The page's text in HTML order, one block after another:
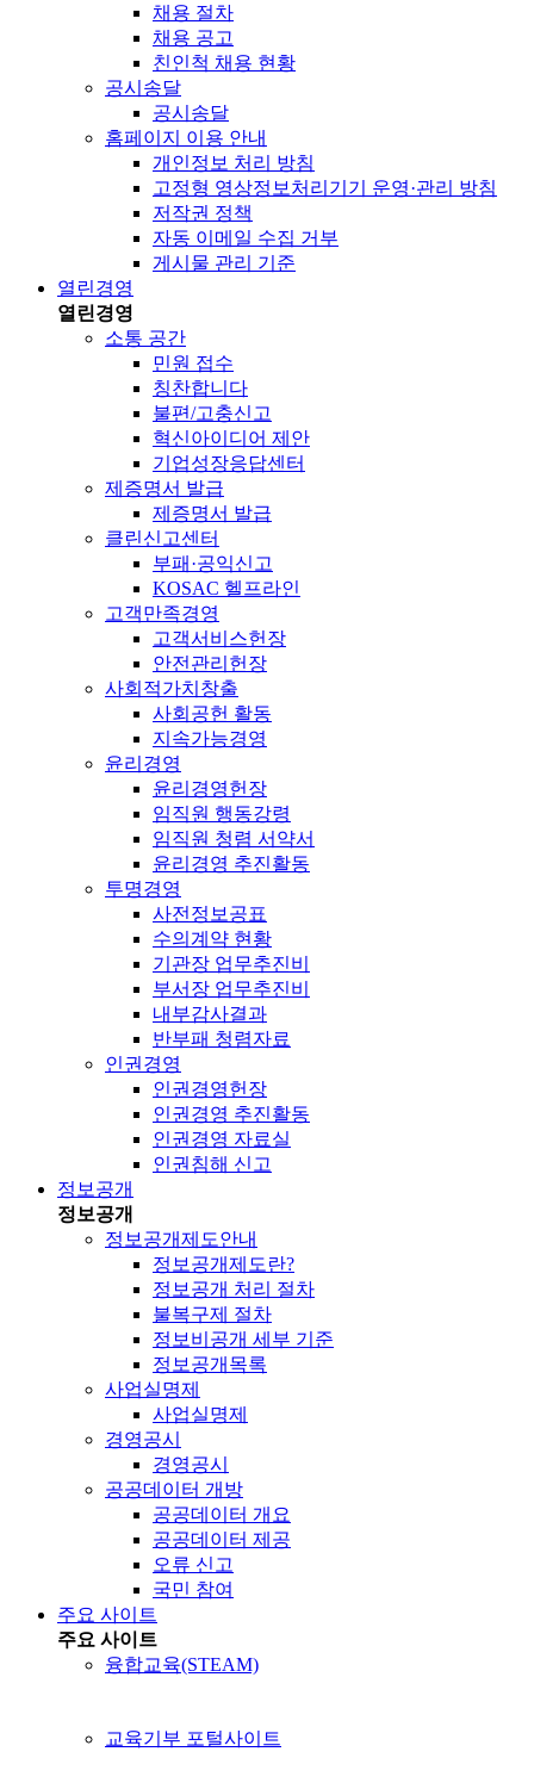
채용 절차
채용 공고
친인척 채용 현황
공시송달
공시송달
홈페이지 이용 안내
개인정보 처리 방침
고정형 영상정보처리기기 운영·관리 방침
저작권 정책
자동 이메일 수집 거부
게시물 관리 기준
열린경영
열린경영
소통 공간
민원 접수
칭찬합니다
불편/고충신고
혁신아이디어 제안
기업성장응답센터
제증명서 발급
제증명서 발급
클린신고센터
부패·공익신고
KOSAC 헬프라인
고객만족경영
고객서비스헌장
안전관리헌장
사회적가치창출
사회공헌 활동
지속가능경영
윤리경영
윤리경영헌장
임직원 행동강령
임직원 청렴 서약서
윤리경영 추진활동
투명경영
사전정보공표
수의계약 현황
기관장 업무추진비
부서장 업무추진비
내부감사결과
반부패 청렴자료
인권경영
인권경영헌장
인권경영 추진활동
인권경영 자료실
인권침해 신고
정보공개
정보공개
정보공개제도안내
정보공개제도란?
정보공개 처리 절차
불복구제 절차
정보비공개 세부 기준
정보공개목록
사업실명제
사업실명제
경영공시
경영공시
공공데이터 개방
공공데이터 개요
공공데이터 제공
오류 신고
국민 참여
주요 사이트
주요 사이트
융합교육(STEAM)
교육기부 포털사이트